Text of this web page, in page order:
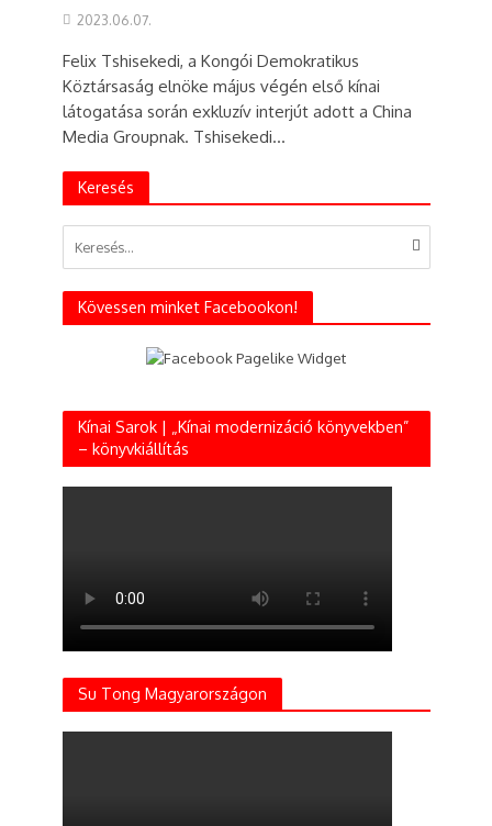
2023.06.07.
Felix Tshisekedi, a Kongói Demokratikus
Köztársaság elnöke május végén első kínai
látogatása során exkluzív interjút adott a China
Media Groupnak. Tshisekedi...
Keresés
Kövessen minket Facebookon!
Kínai Sarok | „Kínai modernizáció könyvekben”
– könyvkiállítás
Su Tong Magyarországon